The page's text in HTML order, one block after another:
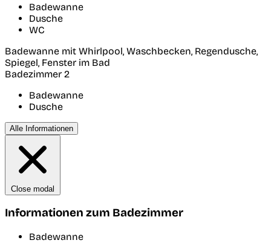
Badewanne
Dusche
WC
Badewanne mit Whirlpool, Waschbecken, Regendusche,
Spiegel, Fenster im Bad
Badezimmer 2
Badewanne
Dusche
Alle Informationen
Close modal
Informationen zum Badezimmer
Badewanne